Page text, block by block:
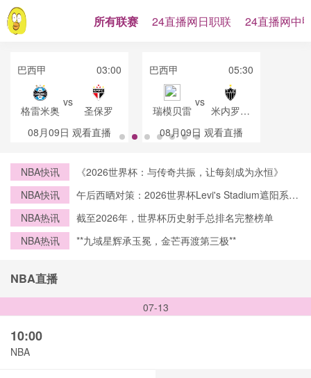
所有联赛 24直播网日职联 24直播网中
巴西甲 03:00
格雷米奥
vs
圣保罗
08月09日 观看直播
巴西甲 05:30
瑞模贝雷
vs
米内罗竞
技
08月09日 观看直播
NBA快讯
《2026世界杯：与传奇共振，让每刻成为永恒》
NBA快讯
午后西晒对策：2026世界杯Levi's Stadium遮阳系统
NBA热讯
截至2026年，世界杯历史射手总排名完整榜单
NBA热讯
**九域星辉承玉冕，金芒再渡第三极**
NBA直播
07-13
10:00
NBA